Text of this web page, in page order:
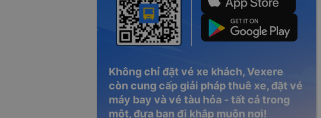
Không chỉ đặt vé xe khách, Vexere
còn cung cấp giải pháp thuê xe, đặt vé
máy bay và vé tàu hỏa - tất cả trong
một, đưa bạn đi khắp muôn nơi!